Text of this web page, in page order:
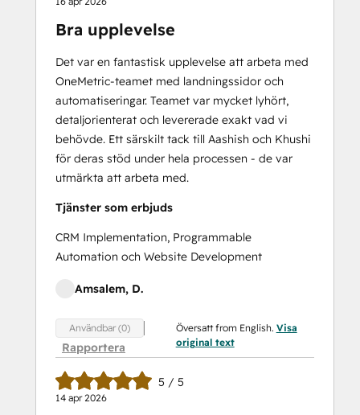
Bra upplevelse
Det var en fantastisk upplevelse att arbeta med
OneMetric-teamet med landningssidor och
automatiseringar. Teamet var mycket lyhört,
detaljorienterat och levererade exakt vad vi
behövde. Ett särskilt tack till Aashish och Khushi
för deras stöd under hela processen - de var
utmärkta att arbeta med.
Tjänster som erbjuds
CRM Implementation, Programmable
Automation och Website Development
Amsalem, D.
Användbar (0)
Rapportera
Översatt from English. Visa
original text
5 / 5
14 apr 2026